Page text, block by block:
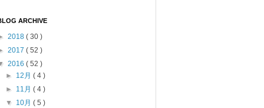
ARCHIVE
2018 ( 30 )
2017 ( 52 )
2016 ( 52 )
► 12月( 4 )
► 11月( 4 )
▼ 10月( 5 )